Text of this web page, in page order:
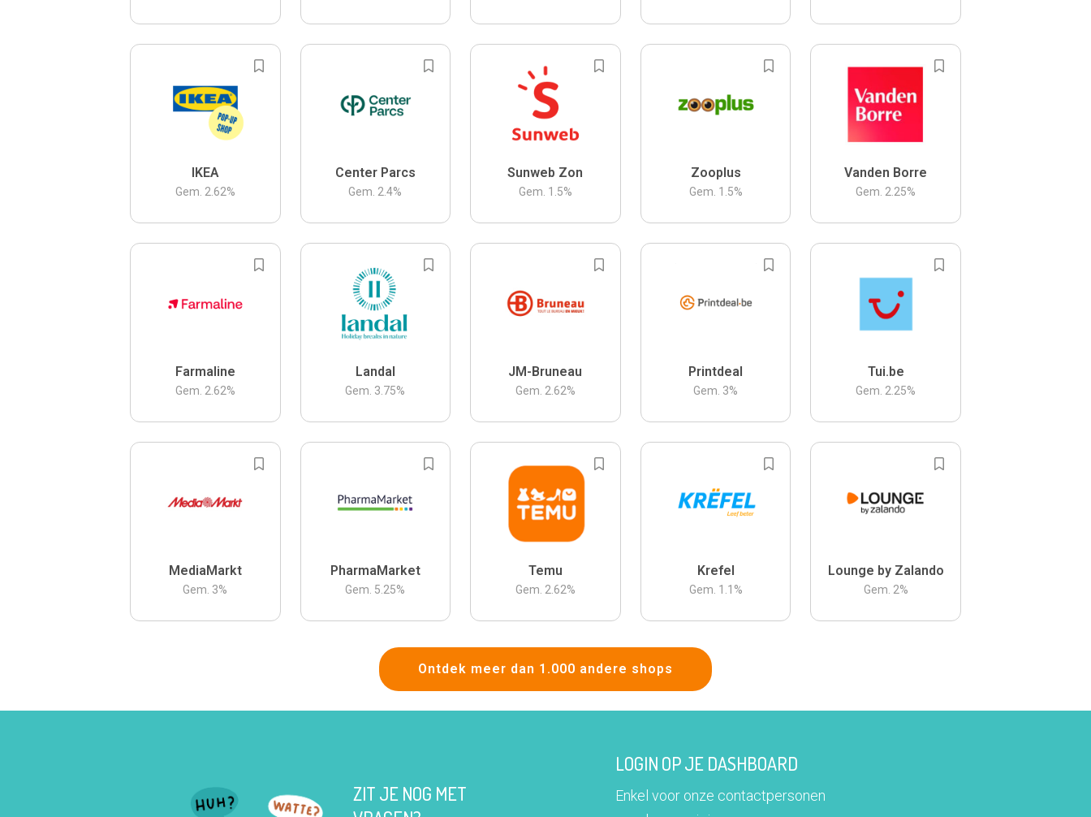
IKEA
Gem. 2.62%
Center Parcs
Gem. 2.4%
Sunweb Zon
Gem. 1.5%
Zooplus
Gem. 1.5%
Vanden Borre
Gem. 2.25%
Farmaline
Gem. 2.62%
Landal
Gem. 3.75%
JM-Bruneau
Gem. 2.62%
Printdeal
Gem. 3%
Tui.be
Gem. 2.25%
MediaMarkt
Gem. 3%
PharmaMarket
Gem. 5.25%
Temu
Gem. 2.62%
Krefel
Gem. 1.1 %
Lounge by Zalando
Gem. 2%
Ontdek meer dan 1.000 andere shops
ZIT JE NOG MET
LOGIN OP JE DASHBOARD
Enkel voor onze contactpersonen